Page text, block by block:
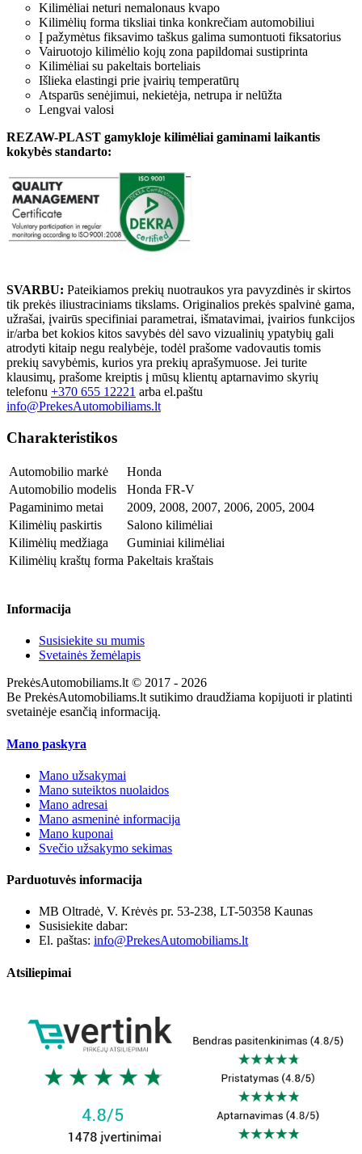
Kilimėliai neturi nemalonaus kvapo
Kilimėlių forma tiksliai tinka konkrečiam automobiliui
Į pažymėtus fiksavimo taškus galima sumontuoti fiksatorius
Vairuotojo kilimėlio kojų zona papildomai sustiprinta
Kilimėliai su pakeltais borteliais
Išlieka elastingi prie įvairių temperatūrų
Atsparūs senėjimui, nekietėja, netrupa ir nelūžta
Lengvai valosi
REZAW-PLAST gamykloje kilimėliai gaminami laikantis
kokybės standarto:
SVARBU: Pateikiamos prekių nuotraukos yra pavyzdinės ir skirtos
tik prekės iliustraciniams tikslams. Originalios prekės spalvinė gama,
užrašai, įvairūs specifiniai parametrai, išmatavimai, įvairios funkcijos
ir/arba bet kokios kitos savybės dėl savo vizualinių ypatybių gali
atrodyti kitaip negu realybėje, todėl prašome vadovautis tomis
prekių savybėmis, kurios yra prekių aprašymuose. Jei turite
klausimų, prašome kreiptis į mūsų klientų aptarnavimo skyrių
telefonu +370 655 12221 arba el.paštu
info@PrekesAutomobiliams.lt
Charakteristikos
Automobilio markė
Honda
Automobilio modelis
Honda FR-V
Pagaminimo metai
2009, 2008, 2007, 2006, 2005, 2004
Kilimėlių paskirtis
Salono kilimėliai
Kilimėlių medžiaga
Guminiai kilimėliai
Kilimėlių kraštų forma Pakeltais kraštais
Informacija
Susisiekite su mumis
Svetainės žemėlapis
PrekėsAutomobiliams.lt © 2017 - 2026
Be PrekėsAutomobiliams.lt sutikimo draudžiama kopijuoti ir platinti
svetainėje esančią informaciją.
Mano paskyra
Mano užsakymai
Mano suteiktos nuolaidos
Mano adresai
Mano asmeninė informacija
Mano kuponai
Svečio užsakymo sekimas
Parduotuvės informacija
MB Oltradė, V. Krėvės pr. 53-238, LT-50358 Kaunas
Susisiekite dabar:
El. paštas: info@PrekesAutomobiliams.lt
Atsiliepimai